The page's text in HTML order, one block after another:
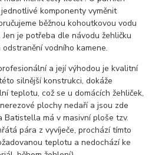
komponenty vyměnit
běžnou kohoutkovou vodu
je potřeba dle návodu žehličku
vodního kamene.
a její výhodou je kvalitní
silnější konstrukci, dokáže
teplotu, což se u domácích žehliček,
plochy nedaří a jsou zde
má v masivní ploše tzv.
pára z vyvíječe, prochází tímto
teplotu a nedochází ke